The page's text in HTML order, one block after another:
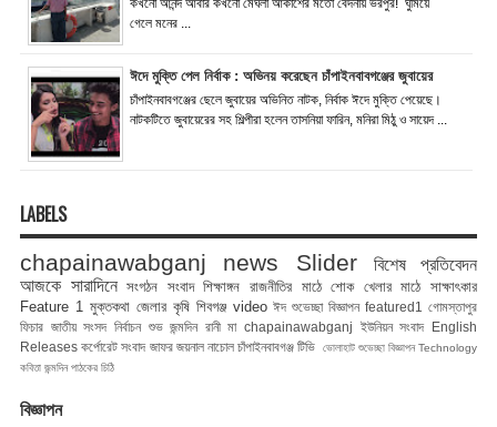
কখনো আনন্দ আবার কখনো মেঘলা আকাশের মতো বেদনায় ভরপুর! ঘুমিয়ে
গেলে মনের ...
ঈদে মুক্তি পেল নির্বাক : অভিনয় করেছেন চাঁপাইনবাবগঞ্জের জুবায়ের
চাঁপাইনবাবগঞ্জের ছেলে জুবায়ের অভিনিত নাটক, নির্বাক ঈদে মুক্তি পেয়েছে।
নাটকটিতে জুবায়েরের সহ শিল্পীরা হলেন তাসনিয়া ফারিন, মনিরা মিঠু ও সায়েদ ...
LABELS
chapainawabganj news Slider
বিশেষ প্রতিবেদন
আজকে সারাদিনে সংগঠন সংবাদ শিক্ষাঙ্গন রাজনীতির মাঠে শোক খেলার মাঠে
সাক্ষাৎকার
Feature 1 মুক্তকথা জেলার কৃষি শিবগঞ্জ video ঈদ শুভেচ্ছা বিজ্ঞাপন featured1
গোমস্তাপুর
ফিচার জাতীয় সংসদ নির্বাচন শুভ জন্মদিন রানী মা chapainawabganj ইউনিয়ন সংবাদ
English
Releases কর্পোরেট সংবাদ জাফর জয়নাল নাচোল চাঁপাইনবাবগঞ্জ টিভি ভোলাহাট শুভেচ্ছা বিজ্ঞাপন Technology
কবিতা জন্মদিন পাঠকের চিঠি
বিজ্ঞাপন